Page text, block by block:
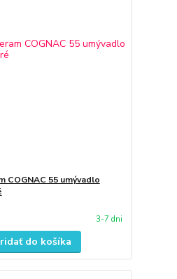
COGNAC 55 umývadlo
3-7 dni
do košíka